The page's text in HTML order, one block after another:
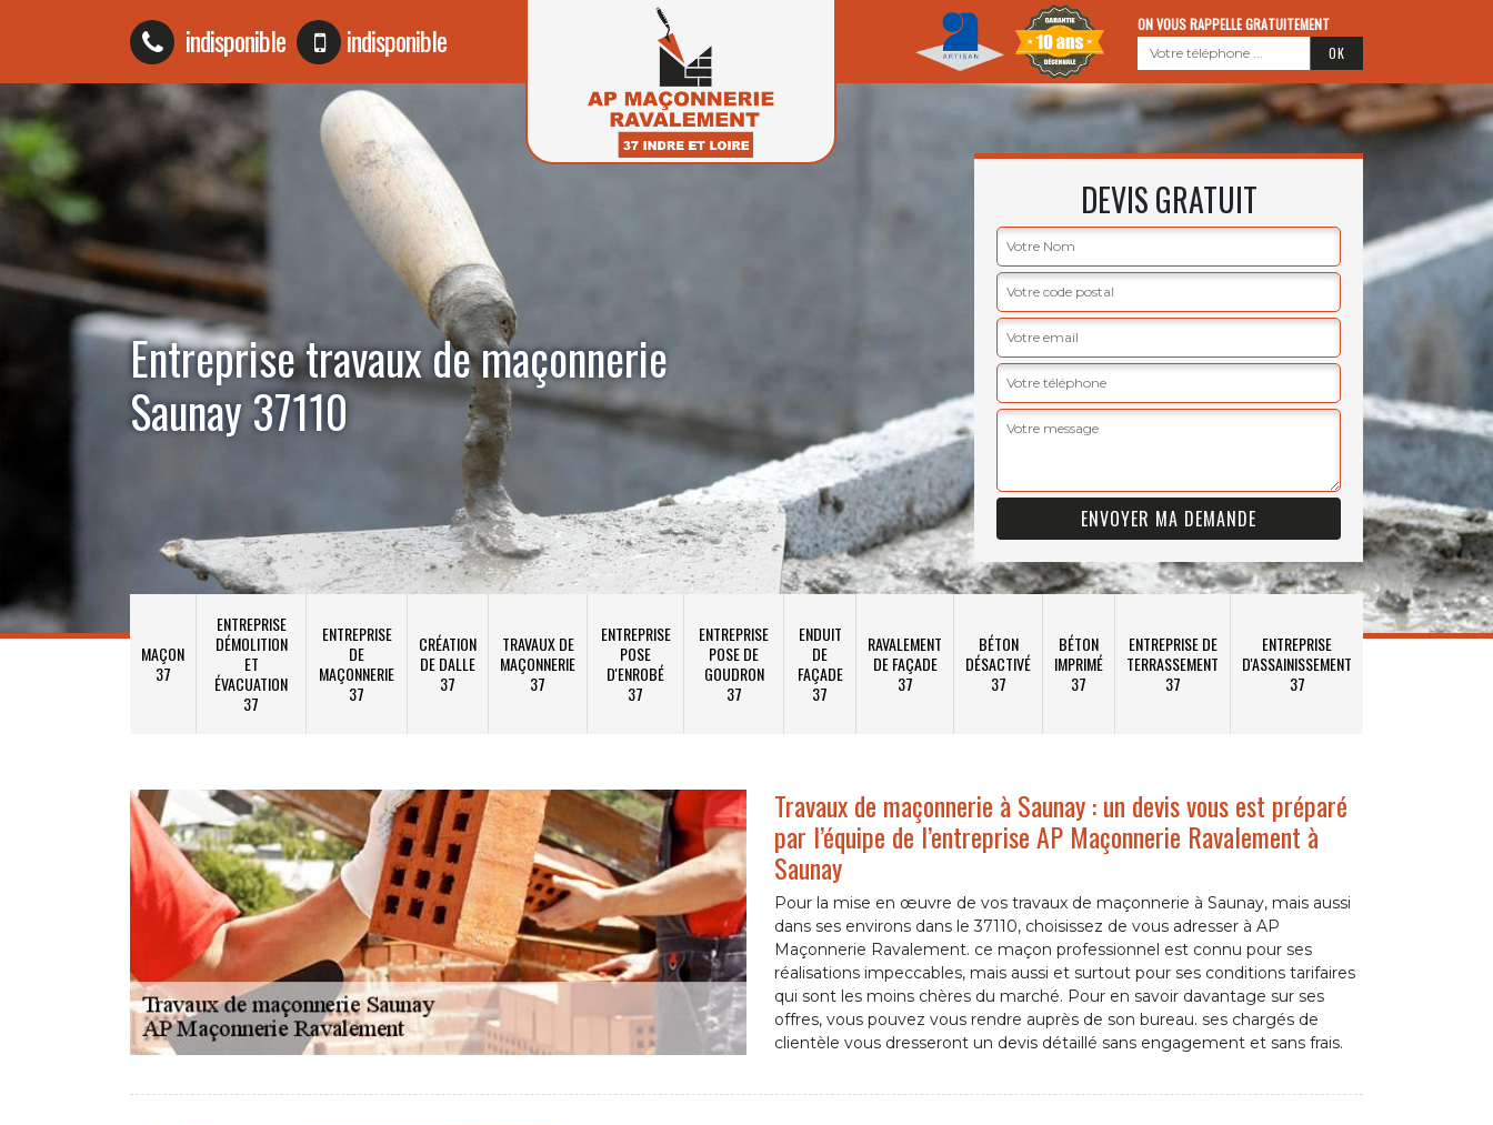
indisponible indisponible ON VOUS RAPPELLE GRATUITEMENT
Entreprise travaux de maçonnerie
Saunay 37110
DEVIS GRATUIT
MAÇON
37
ENTREPRISE
DÉMOLITION
ET
ÉVACUATION
37
ENTREPRISE
DE
MAÇONNERIE
37
CRÉATION
DE DALLE
37
TRAVAUX DE
MAÇONNERIE
37
ENTREPRISE
POSE
D'ENROBÉ
37
ENTREPRISE
POSE DE
GOUDRON
37
ENDUIT
DE
FAÇADE
37
RAVALEMENT
DE FAÇADE
37
BÉTON
DÉSACTIVÉ
37
BÉTON
IMPRIMÉ
37
ENTREPRISE DE
TERRASSEMENT
37
ENTREPRISE
D'ASSAINISSEMENT
37
Travaux de maçonnerie à Saunay : un devis vous est préparé
par l’équipe de l’entreprise AP Maçonnerie Ravalement à
Saunay
Pour la mise en œuvre de vos travaux de maçonnerie à Saunay, mais aussi
dans ses environs dans le 37110, choisissez de vous adresser à AP
Maçonnerie Ravalement. ce maçon professionnel est connu pour ses
réalisations impeccables, mais aussi et surtout pour ses conditions tarifaires
qui sont les moins chères du marché. Pour en savoir davantage sur ses
offres, vous pouvez vous rendre auprès de son bureau. ses chargés de
clientèle vous dresseront un devis détaillé sans engagement et sans frais.